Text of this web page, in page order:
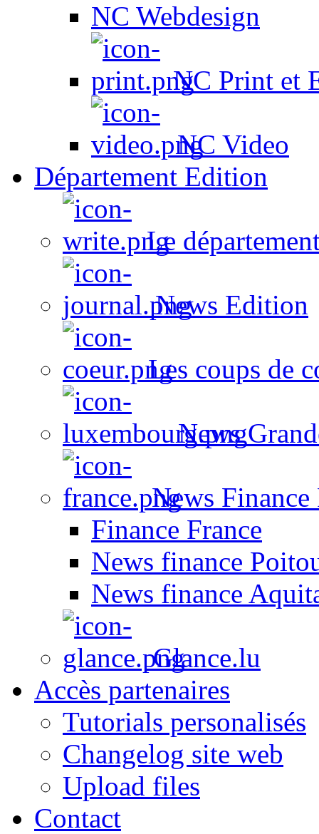
NC Webdesign
NC Print et
NC Video
Département Edition
Le
News Edition
Les coups de
News
News Finance
Finance France
News finance
News finance
Glance.lu
Accès partenaires
Tutorials personalisés
Changelog site web
Upload files
Contact